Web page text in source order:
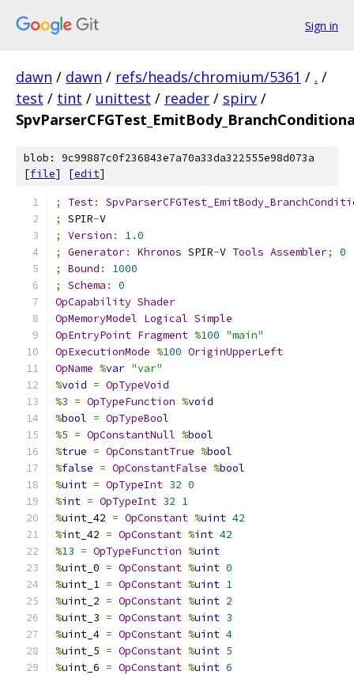
Sign in
dawn / dawn / refs/heads/chromium/5361 / . /
test / tint / unittest / reader / spirv /
blob: 9c99887c0f236843e7a70a33da322555e98d073a
[file] [edit]
; Test:
;
SPIR-V
;
Version :
1.0
;
Generator: Khronos SPIR-V Tools Assembler;
0
;
Bound :
1000
;
Schema :
0
OpCapability Shader
OpMemoryModel Logical Simple
OpEntryPoint Fragment %100 "main"
OpExecutionMode %100 OriginUpperLeft
OpName %var "var"
%void = OpTypeVoid
%3 = OpTypeFunction %void
%bool = OpTypeBool
%5 = OpConstantNull %bool
%true = OpConstantTrue %bool
%false = OpConstantFalse %bool
%uint = OpTypeInt 32 0
%int = OpTypeInt 32 1
%uint_42 = OpConstant %uint 42
%int_42 = OpConstant %int 42
%13 = OpTypeFunction %uint
%uint_0 = OpConstant %uint 0
%uint_1 = OpConstant %uint 1
%uint_2 = OpConstant %uint 2
%uint_3 = OpConstant %uint 3
%uint_4 = OpConstant %uint 4
%uint_5 = OpConstant %uint 5
%uint_6 = OpConstant %uint 6